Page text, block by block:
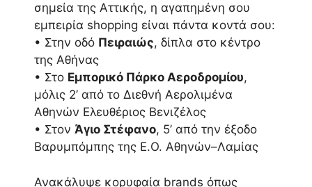
σημεία της Αττικής, η αγαπημένη σου
εμπειρία shopping είναι πάντα κοντά σου:
• Στην οδό Πειραιώς, δίπλα στο κέντρο
της Αθήνας
• Στο Εμπορικό Πάρκο Αεροδρομίου,
μόλις 2’ από το Διεθνή Αερολιμένα
Αθηνών Ελευθέριος Βενιζέλος
• Στον Άγιο Στέφανο, 5’ από την έξοδο
Βαρυμπόμπης της Ε.Ο. Αθηνών–Λαμίας
Ανακάλυψε κορυφαία brands όπως